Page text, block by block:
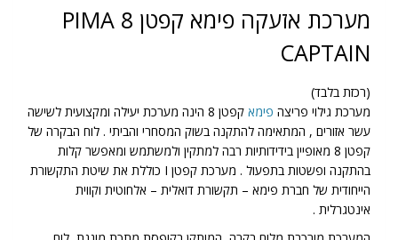
מערכת אזעקה פימא קפטן 8 PIMA
CAPTAIN
(רכזת בלבד)
מערכת גילוי פריצה פימא
קפטן 8 הינה מערכת יעילה ומקצועית לשישה
עשר אזורים , המתאימה להתקנה בשוק המסחרי והביתי . לוח הבקרה של
קפטן 8 מאופיין בידידותיות רבה למתקין ולמשתמש ומאפשר קלות
בהתקנה ופשטות בתפעול . מערכת קפטן I כוללת את שיטת התקשורת
הייחודית של חברת פימא – תקשורת דואלית – אלחוטית וקווית
אינטגרלית .